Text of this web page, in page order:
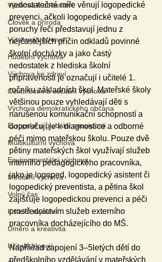
Výchova k občanství
Člověk a příroda
Výtvarná výchova
Hudební výchova
Výchova ke zdraví
Osobnostní a sociální výchova
Výchova demokratického občana
Evropské a globální souvislosti
Multikulturní výchova
Environmentální výchova
Mediální výchova
Volný čas
Kritické myšlení
Umění a kreativita
Učitelé blogují
nedostatečné míře věnují logopedické
prevenci, ačkoli logopedické vady a
poruchy řeči představují jednu z
nejčastějších příčin odkladů povinné
školní docházky a jako častý
nedostatek z hlediska školní
připravenosti je označují i učitelé 1.
ročníku základních škol. Mateřské školy
většinou pouze vyhledávají děti s
narušenou komunikační schopností a
doporučují je k diagnostice a odborné
péči mimo mateřskou školu. Pouze dvě
pětiny mateřských škol využívají služeb
interního pedagogického pracovníka,
jako je logoped, logopedický asistent či
logopedický preventista, a pětina škol
zajišťuje logopedickou prevenci a péči
prostřednictvím služeb externího
pracovníka docházejícího do MŠ.
Například zapojení 3–5letých dětí do
předškolního vzdělávání v mateřských